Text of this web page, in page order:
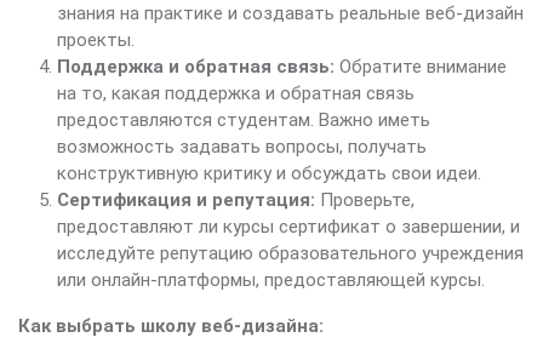
знания на практике и создавать реальные веб-дизайн
проекты.
Поддержка и обратная связь: Обратите внимание
на то, какая поддержка и обратная связь
предоставляются студентам. Важно иметь
возможность задавать вопросы, получать
конструктивную критику и обсуждать свои идеи.
Сертификация и репутация: Проверьте,
предоставляют ли курсы сертификат о завершении, и
исследуйте репутацию образовательного учреждения
или онлайн-платформы, предоставляющей курсы.
Как выбрать школу веб-дизайна: